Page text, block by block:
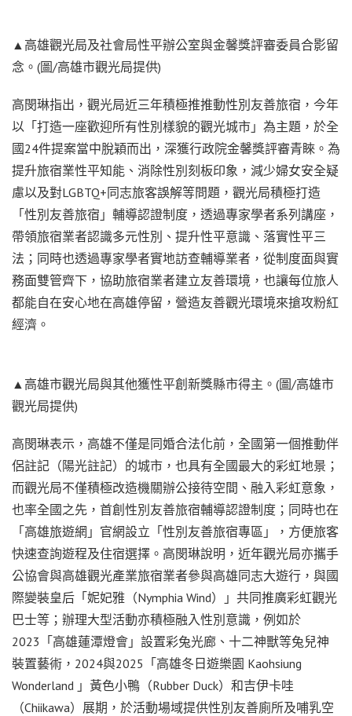
▲高雄觀光局及社會局性平辦公室與金馨獎評審委員合影留
念。(圖/高雄市觀光局提供)
高閔琳指出，觀光局近三年積極推推動性別友善旅宿，今年
以「打造一座歡迎所有性別樣貌的觀光城市」為主題，於全
國24件提案當中脫穎而出，深獲行政院金馨獎評審青睞。為
提升旅宿業性平知能、消除性別刻板印象，減少婦女安全疑
慮以及對LGBTQ+同志旅客誤解等問題，觀光局積極打造
「性別友善旅宿」輔導認證制度，透過專家學者系列講座，
帶領旅宿業者認識多元性別、提升性平意識、落實性平三
法；同時也透過專家學者實地訪查輔導業者，從制度面與實
務面雙管齊下，協助旅宿業者建立友善環境，也讓每位旅人
都能自在安心地在高雄停留，營造友善觀光環境來搶攻粉紅
經濟。
▲高雄市觀光局與其他獲性平創新獎縣市得主。(圖/高雄市
觀光局提供)
高閔琳表示，高雄不僅是同婚合法化前，全國第一個推動伴
侶註記（陽光註記）的城市，也具有全國最大的彩虹地景；
而觀光局不僅積極改造機關辦公接待空間、融入彩虹意象，
也率全國之先，首創性別友善旅宿輔導認證制度；同時也在
「高雄旅遊網」官網設立「性別友善旅宿專區」，方便旅客
快速查詢遊程及住宿選擇。高閔琳說明，近年觀光局亦攜手
公協會與高雄觀光產業旅宿業者參與高雄同志大遊行，與國
際變裝皇后「妮妃雅（Nymphia Wind）」共同推廣彩虹觀光
巴士等；辦理大型活動亦積極融入性別意識，例如於
2023「高雄蓮潭燈會」設置彩兔光廊、十二神獸等兔兒神
裝置藝術，2024與2025「高雄冬日遊樂園 Kaohsiung
Wonderland 」黃色小鴨（Rubber Duck）和吉伊卡哇
（Chiikawa）展期，於活動場域提供性別友善廁所及哺乳空